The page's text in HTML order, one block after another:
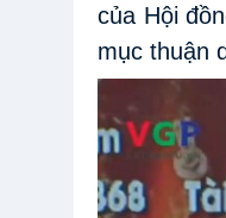
của Hội
mục thuận